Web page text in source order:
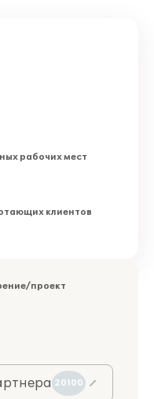
рабочих мест
клиентов
проект
20100